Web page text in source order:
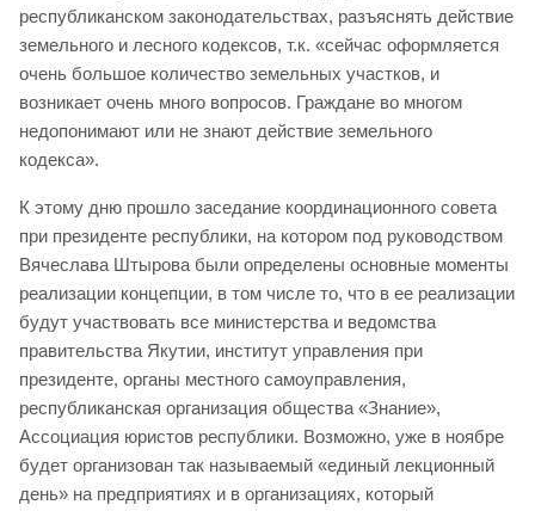
республиканском законодательствах, разъяснять действие
земельного и лесного кодексов, т.к. «сейчас оформляется
очень большое количество земельных участков, и
возникает очень много вопросов. Граждане во многом
недопонимают или не знают действие земельного
кодекса».
К этому дню прошло заседание координационного совета
при президенте республики, на котором под руководством
Вячеслава Штырова были определены основные моменты
реализации концепции, в том числе то, что в ее реализации
будут участвовать все министерства и ведомства
правительства Якутии, институт управления при
президенте, органы местного самоуправления,
республиканская организация общества «Знание»,
Ассоциация юристов республики. Возможно, уже в ноябре
будет организован так называемый «единый лекционный
день» на предприятиях и в организациях, который